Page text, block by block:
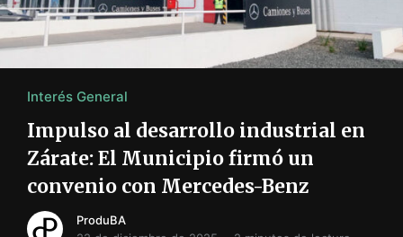
i
ó
INFORMACIÓN SOBRE LA PRODUCCIÓN EN LA
Interés General
Impulso al desarrollo industrial en
Zárate: El Municipio firmó un
convenio con Mercedes-Benz
ProduBA